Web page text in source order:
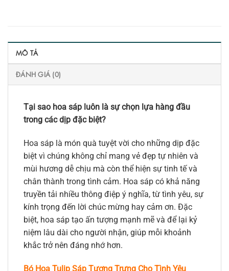
MÔ TẢ
ĐÁNH GIÁ (0)
Tại sao hoa sáp luôn là sự chọn lựa hàng đầu
trong các dịp đặc biệt?
Hoa sáp là món quà tuyệt vời cho những dịp đặc
biệt vì chúng không chỉ mang vẻ đẹp tự nhiên và
mùi hương dễ chịu mà còn thể hiện sự tinh tế và
chân thành trong tình cảm. Hoa sáp có khả năng
truyền tải nhiều thông điệp ý nghĩa, từ tình yêu, sự
kính trọng đến lời chúc mừng hay cảm ơn. Đặc
biệt, hoa sáp tạo ấn tượng mạnh mẽ và để lại kỷ
niệm lâu dài cho người nhận, giúp mỗi khoảnh
khắc trở nên đáng nhớ hơn.
Bó Hoa Tulip Sáp Tượng Trưng Cho Tình Yêu